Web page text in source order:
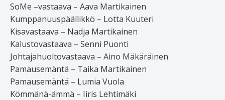
SoMe –vastaava – Aava Martikainen
Kumppanuuspäällikkö – Lotta Kuuteri
Kisavastaava – Nadja Martikainen
Kalustovastaava – Senni Puonti
Johtajahuoltovastaava – Aino Mäkäräinen
Pamausemäntä – Taika Martikainen
Pamausemäntä – Lumia Vuola
Kömmänä-ämmä – Iiris Lehtimäki